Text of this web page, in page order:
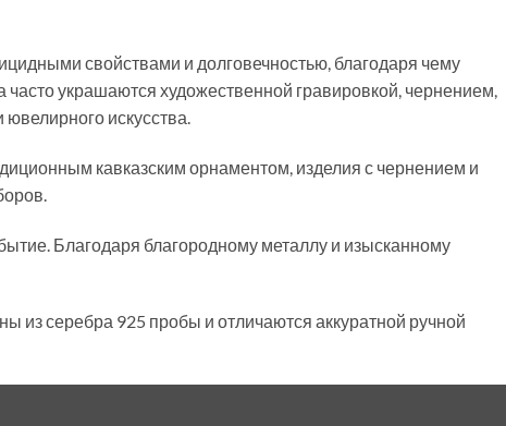
свойствами и долговечностью, благодаря чему
украшаются художественной гравировкой, чернением,
искусства.
кавказским орнаментом, изделия с чернением и
Благодаря благородному металлу и изысканному
из серебра 925 пробы и отличаются аккуратной ручной